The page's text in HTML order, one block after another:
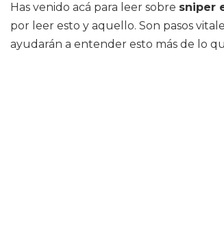
Has venido acá para leer sobre sniper
por leer esto y aquello. Son pasos
ayudarán a entender esto más de lo